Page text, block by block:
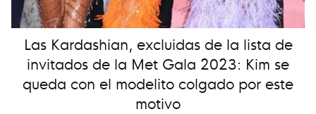
Las Kardashian, excluidas de la lista de
invitados de la Met Gala 2023: Kim se
queda con el modelito colgado por este
motivo